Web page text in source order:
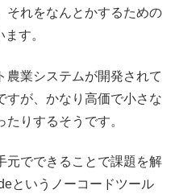
それをなんとかするための
す。
農業システムが開発されて
すが、かなり高価で小さな
りするそうです。
元でできることで課題を解
というノーコードツール